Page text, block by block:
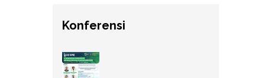
Konferensi